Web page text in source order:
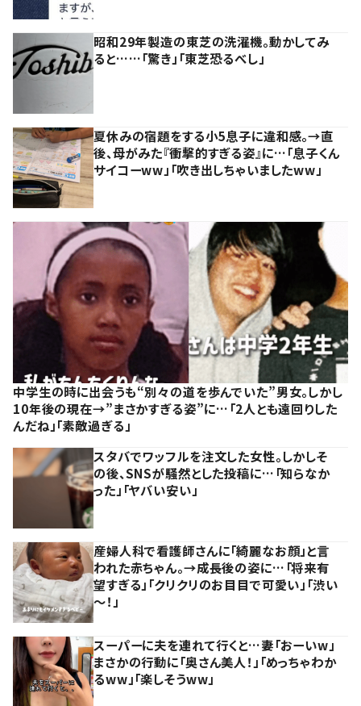
昭和29年製造の東芝の洗濯機。動かしてみ
ると……「驚き」「東芝恐るべし」
夏休みの宿題をする小5息子に違和感。→直
後、母がみた『衝撃的すぎる姿』に…「息子くん
サイコーww」「吹き出しちゃいましたww」
中学生の時に出会うも“別々の道を歩んでいた”男女。しかし
10年後の現在→”まさかすぎる姿”に…「2人とも遠回りした
んだね」「素敵過ぎる」
スタバでワッフルを注文した女性。しかしそ
の後、SNSが騒然とした投稿に…「知らなか
った」「ヤバい安い」
産婦人科で看護師さんに「綺麗なお顔」と言
われた赤ちゃん。→成長後の姿に…「将来有
望すぎる」「クリクリのお目目で可愛い」「渋い
～！」
スーパーに夫を連れて行くと…妻「おーいw」
まさかの行動に「奥さん美人！」「めっちゃわか
るww」「楽しそうww」